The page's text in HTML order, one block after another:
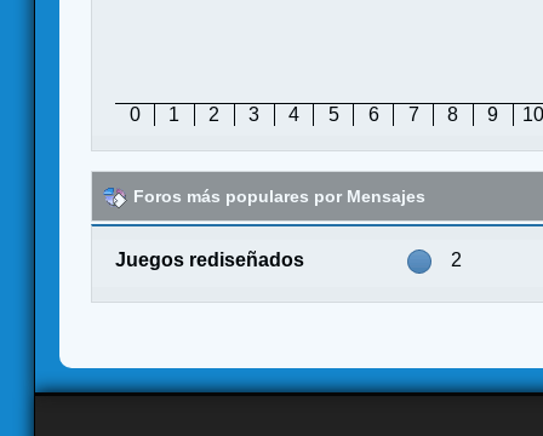
0 1 2 3 4 5 6 7 8 9 10
Foros más populares por Mensajes
Juegos rediseñados 2